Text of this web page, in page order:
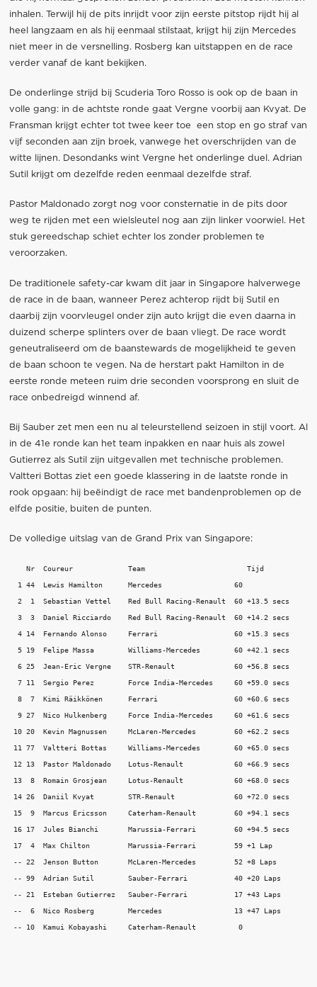
inhalen. Terwijl hij de pits inrijdt voor zijn eerste pitstop rijdt hij al
heel langzaam en als hij eenmaal stilstaat, krijgt hij zijn Mercedes
niet meer in de versnelling. Rosberg kan uitstappen en de race
verder vanaf de kant bekijken.
De onderlinge strijd bij Scuderia Toro Rosso is ook op de baan in
volle gang: in de achtste ronde gaat Vergne voorbij aan Kvyat. De
Fransman krijgt echter tot twee keer toe een stop en go straf van
vijf seconden aan zijn broek, vanwege het overschrijden van de
witte lijnen. Desondanks wint Vergne het onderlinge duel. Adrian
Sutil krijgt om dezelfde reden eenmaal dezelfde straf.
Pastor Maldonado zorgt nog voor consternatie in de pits door
weg te rijden met een wielsleutel nog aan zijn linker voorwiel. Het
stuk gereedschap schiet echter los zonder problemen te
veroorzaken.
De traditionele safety-car kwam dit jaar in Singapore halverwege
de race in de baan, wanneer Perez achterop rijdt bij Sutil en
daarbij zijn voorvleugel onder zijn auto krijgt die even daarna in
duizend scherpe splinters over de baan vliegt. De race wordt
geneutraliseerd om de baanstewards de mogelijkheid te geven
de baan schoon te vegen. Na de herstart pakt Hamilton in de
eerste ronde meteen ruim drie seconden voorsprong en sluit de
race onbedreigd winnend af.
Bij Sauber zet men een nu al teleurstellend seizoen in stijl voort. Al
in de 41e ronde kan het team inpakken en naar huis als zowel
Gutierrez als Sutil zijn uitgevallen met technische problemen.
Valtteri Bottas ziet een goede klassering in de laatste ronde in
rook opgaan: hij beëindigt de race met bandenproblemen op de
elfde positie, buiten de punten.
De volledige uitslag van de Grand Prix van Singapore:
    Nr  Coureur             Team                        Tijd
  1 44  Lewis Hamilton      Mercedes                 60
  2  1  Sebastian Vettel    Red Bull Racing-Renault  60 +13.5 secs
  3  3  Daniel Ricciardo    Red Bull Racing-Renault  60 +14.2 secs
  4 14  Fernando Alonso     Ferrari                  60 +15.3 secs
  5 19  Felipe Massa        Williams-Mercedes        60 +42.1 secs
  6 25  Jean-Eric Vergne    STR-Renault              60 +56.8 secs
  7 11  Sergio Perez        Force India-Mercedes     60 +59.0 secs
  8  7  Kimi Räikkönen      Ferrari                  60 +60.6 secs
  9 27  Nico Hulkenberg     Force India-Mercedes     60 +61.6 secs
10 20  Kevin Magnussen     McLaren-Mercedes         60 +62.2 secs
11 77  Valtteri Bottas     Williams-Mercedes        60 +65.0 secs
12 13  Pastor Maldonado    Lotus-Renault            60 +66.9 secs
13  8  Romain Grosjean     Lotus-Renault            60 +68.0 secs
14 26  Daniil Kvyat        STR-Renault              60 +72.0 secs
15  9  Marcus Ericsson     Caterham-Renault         60 +94.1 secs
16 17  Jules Bianchi       Marussia-Ferrari         60 +94.5 secs
17  4  Max Chilton         Marussia-Ferrari         59 +1 Lap
-- 22  Jenson Button       McLaren-Mercedes         52 +8 Laps
-- 99  Adrian Sutil        Sauber-Ferrari           40 +20 Laps
-- 21  Esteban Gutierrez   Sauber-Ferrari           17 +43 Laps
--  6  Nico Rosberg        Mercedes                 13 +47 Laps